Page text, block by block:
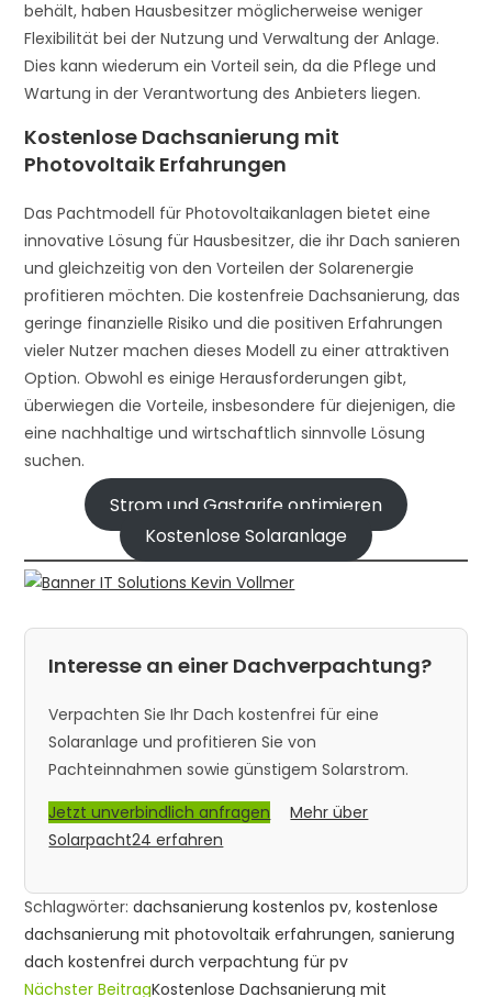
behält, haben Hausbesitzer möglicherweise weniger
Flexibilität bei der Nutzung und Verwaltung der Anlage.
Dies kann wiederum ein Vorteil sein, da die Pflege und
Wartung in der Verantwortung des Anbieters liegen.
Kostenlose Dachsanierung mit
Photovoltaik Erfahrungen
Das Pachtmodell für Photovoltaikanlagen bietet eine
innovative Lösung für Hausbesitzer, die ihr Dach sanieren
und gleichzeitig von den Vorteilen der Solarenergie
profitieren möchten. Die kostenfreie Dachsanierung, das
geringe finanzielle Risiko und die positiven Erfahrungen
vieler Nutzer machen dieses Modell zu einer attraktiven
Option. Obwohl es einige Herausforderungen gibt,
überwiegen die Vorteile, insbesondere für diejenigen, die
eine nachhaltige und wirtschaftlich sinnvolle Lösung
suchen.
Strom und Gastarife optimieren
Kostenlose Solaranlage
Interesse an einer Dachverpachtung?
Verpachten Sie Ihr Dach kostenfrei für eine
Solaranlage und profitieren Sie von
Pachteinnahmen sowie günstigem Solarstrom.
Jetzt unverbindlich anfragen
Mehr über
Solarpacht24 erfahren
Schlagwörter:dachsanierung kostenlos pv, kostenlose
dachsanierung mit photovoltaik erfahrungen, sanierung
dach kostenfrei durch verpachtung für pv
Weitere
Nächster BeitragKostenlose Dachsanierung mit